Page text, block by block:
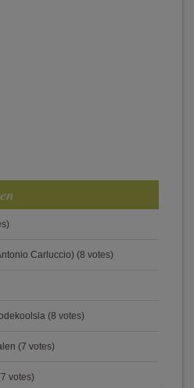
Carluccio) (8 votes)
(8 votes)
(7 votes)
votes)